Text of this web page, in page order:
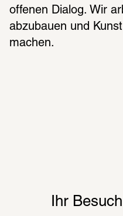
offenen Dialog. Wir
abzubauen und
machen.
Ihr Besuch